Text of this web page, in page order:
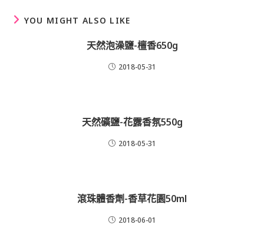
YOU MIGHT ALSO LIKE
天然泡澡鹽-檀香650g
2018-05-31
天然礦鹽-花露香氛550g
2018-05-31
滾珠體香劑-香草花園50ml
2018-06-01